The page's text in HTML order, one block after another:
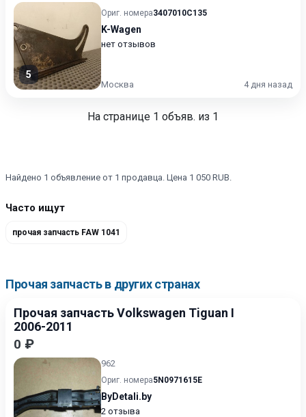
5
Ориг. номера3407010C135
K-Wagen
нет отзывов
Москва 4 дня назад
На странице 1 объяв. из 1
Найдено 1 объявление от 1 продавца. Цена 1 050 RUB.
Часто ищут
прочая запчасть FAW 1041
Прочая запчасть в других странах
Прочая запчасть Volkswagen Tiguan I
2006-2011
0 ₽
962
Ориг. номера5N0971615E
ByDetali.by
2 отзыва